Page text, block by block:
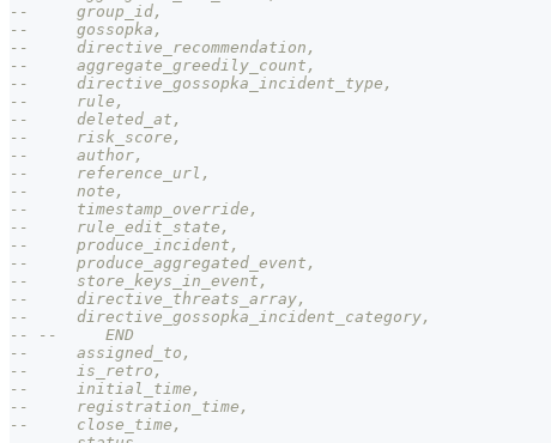
--     group_id,
--     gossopka,
--     directive_recommendation,
--     aggregate_greedily_count,
--     directive_gossopka_incident_type,
--     rule,
--     deleted_at,
--     risk_score,
--     author,
--     reference_url,
--     note,
--     timestamp_override,
--     rule_edit_state,
--     produce_incident,
--     produce_aggregated_event,
--     store_keys_in_event,
--     directive_threats_array,
--     directive_gossopka_incident_category,
-- --     END
--     assigned_to,
--     is_retro,
--     initial_time,
--     registration_time,
--     close_time,